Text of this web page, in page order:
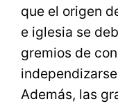
que el origen
e iglesia se
gremios de
Además, las